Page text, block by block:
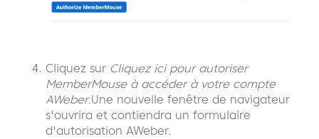
Cliquez sur Cliquez ici pour autoriser
MemberMouse à accéder à votre compte
AWeber.Une nouvelle fenêtre de navigateur
s'ouvrira et contiendra un formulaire
d'autorisation AWeber.